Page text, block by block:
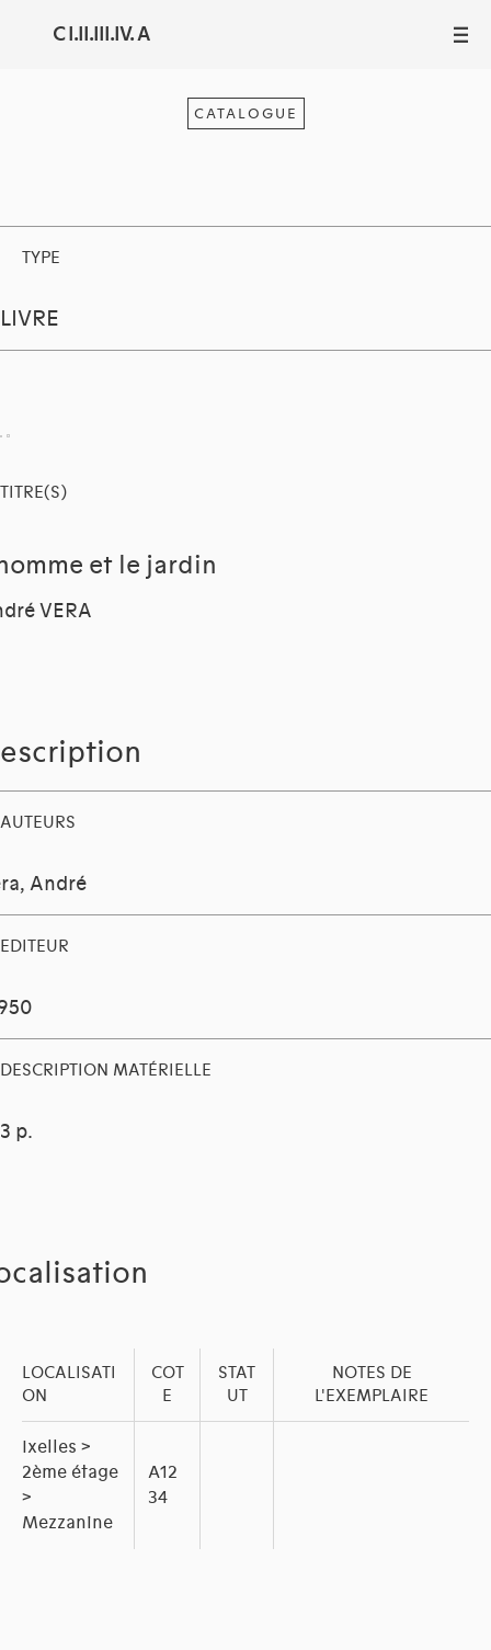
C I.II.III.IV. A III
CATALOGUE
TYPE
LIVRE
TITRE(S)
et le jardin
VERA
AUTEURS
André
EDITEUR
DESCRIPTION MATÉRIELLE
p.
LOCALISATI
ON
COT
E
STAT
UT
NOTES DE
L'EXEMPLAIRE
Ixelles >
2ème étage
>
Mezzanine
A12
34